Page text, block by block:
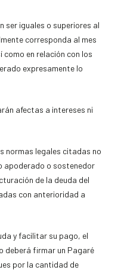
ser iguales o superiores al
corresponda al mes
como en relación con los
expresamente lo
afectas a intereses ni
normas legales citadas no
apoderado o sostenedor
de la deuda del
con anterioridad a
y facilitar su pago, el
deberá firmar un Pagaré
por la cantidad de